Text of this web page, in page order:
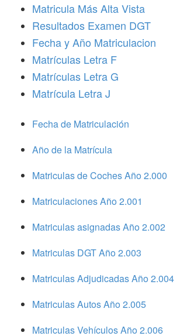
Matricula Más Alta Vista
Resultados Examen DGT
Fecha y Año Matriculacion
Matrículas Letra F
Matrículas Letra G
Matrícula Letra J
Fecha de Matriculación
Año de la Matrícula
Matriculas de Coches Año 2.000
Matriculaciones Año 2.001
Matriculas asignadas Año 2.002
Matriculas DGT Año 2.003
Matriculas Adjudicadas Año 2.004
Matriculas Autos Año 2.005
Matriculas Vehículos Año 2.006